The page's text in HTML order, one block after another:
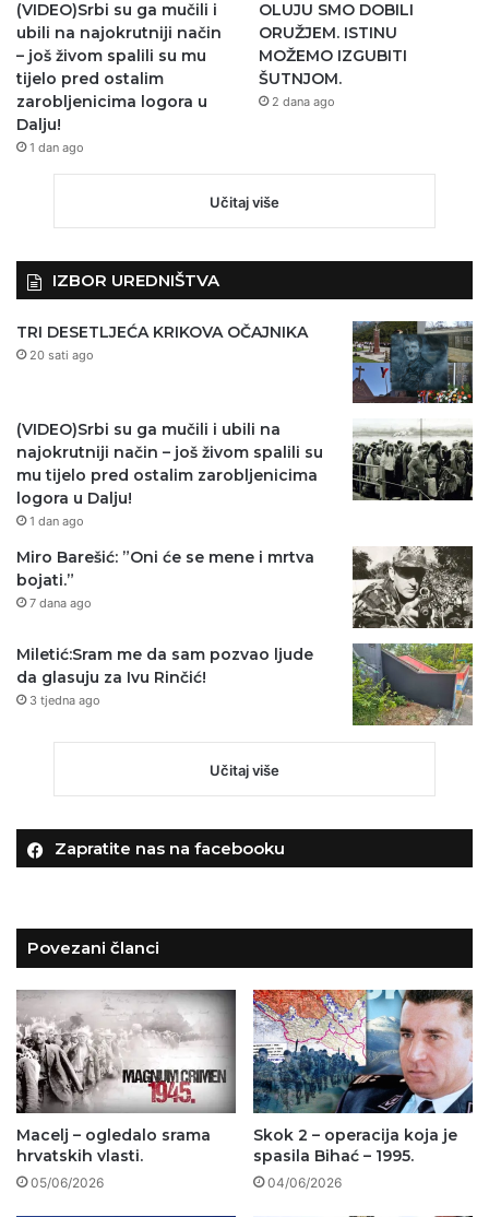
(VIDEO)Srbi su ga mučili i
ubili na najokrutniji način
– još živom spalili su mu
tijelo pred ostalim
zarobljenicima logora u
Dalju!
1 dan ago
OLUJU SMO DOBILI
ORUŽJEM. ISTINU
MOŽEMO IZGUBITI
ŠUTNJOM.
2 dana ago
Učitaj više
IZBOR UREDNIŠTVA
TRI DESETLJEĆA KRIKOVA OČAJNIKA
20 sati ago
(VIDEO)Srbi su ga mučili i ubili na
najokrutniji način – još živom spalili su
mu tijelo pred ostalim zarobljenicima
logora u Dalju!
1 dan ago
Miro Barešić: ”Oni će se mene i mrtva
bojati.”
7 dana ago
Miletić:Sram me da sam pozvao ljude
da glasuju za Ivu Rinčić!
3 tjedna ago
Učitaj više
Zapratite nas na facebooku
Povezani članci
Macelj – ogledalo srama
hrvatskih vlasti.
05/06/2026
Skok 2 – operacija koja je
spasila Bihać – 1995.
04/06/2026